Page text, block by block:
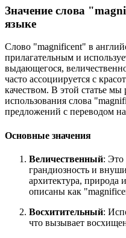
Значение слова
языке
Слово "magnificent" в
прилагательным и
выдающегося,
часто ассоциируется с
качеством. В этой статье
использования слова
предложений с переводом
Основные значения
Величественный: Это
грандиозность и
архитектура, природа
описаны как
Восхитительный:
что вызывает